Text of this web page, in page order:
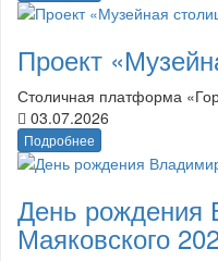
Проект
Столичная платформа
03.07.2026
Подробнее
День рождения
Маяковского